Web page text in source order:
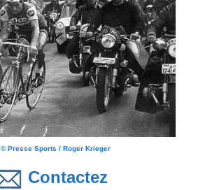
© Presse Sports / Roger Krieger
Contactez